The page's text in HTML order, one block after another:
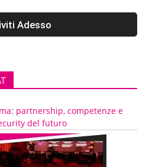
partnership, competenze e
del futuro